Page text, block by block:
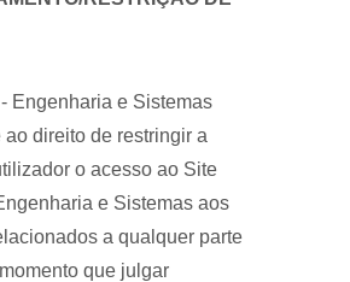
Engenharia e Sistemas
ao direito de restringir a
o acesso ao Site
e Sistemas aos
a qualquer parte
que julgar